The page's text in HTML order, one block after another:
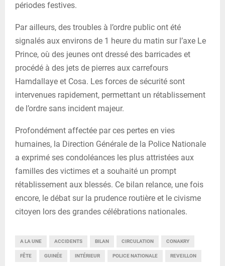
périodes festives.
Par ailleurs, des troubles à l’ordre public ont été
signalés aux environs de 1 heure du matin sur l’axe Le
Prince, où des jeunes ont dressé des barricades et
procédé à des jets de pierres aux carrefours
Hamdallaye et Cosa. Les forces de sécurité sont
intervenues rapidement, permettant un rétablissement
de l’ordre sans incident majeur.
Profondément affectée par ces pertes en vies
humaines, la Direction Générale de la Police Nationale
a exprimé ses condoléances les plus attristées aux
familles des victimes et a souhaité un prompt
rétablissement aux blessés. Ce bilan relance, une fois
encore, le débat sur la prudence routière et le civisme
citoyen lors des grandes célébrations nationales.
A LA UNE ACCIDENTS BILAN CIRCULATION CONAKRY
FÊTE GUINÉE INTÉRIEUR POLICE NATIONALE REVEILLON